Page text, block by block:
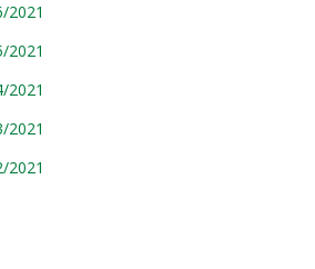
2021
2021
2021
2021
2021